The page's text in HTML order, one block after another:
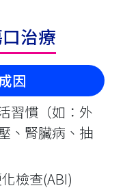
治療
因
習慣（如∶外
、腎臟病、抽
檢查(ABI)